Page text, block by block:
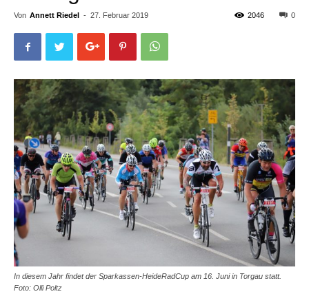
Von Annett Riedel - 27. Februar 2019 0
2046
In diesem Jahr findet der Sparkassen-HeideRadCup am 16. Juni in Torgau statt.
Foto: Olli Poltz